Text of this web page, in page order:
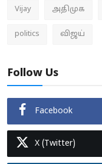
Vijay அதிமுக
politics விஜய்
Follow Us
Facebook
X (Twitter)